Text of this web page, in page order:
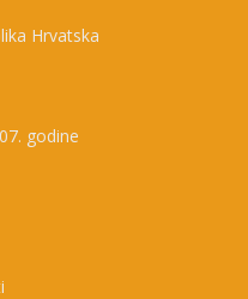
Hrvatska
godine